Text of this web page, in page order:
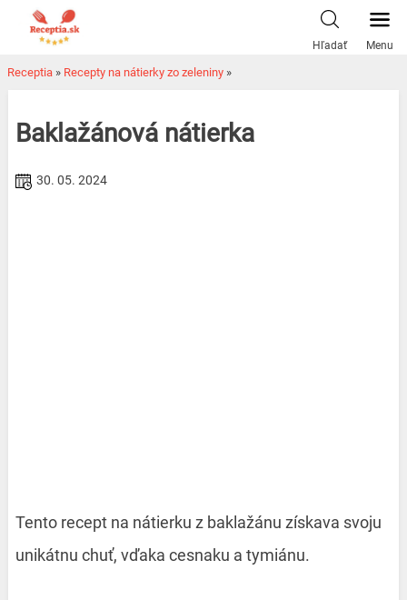
Hľadať Menu
Receptia » Recepty na nátierky zo zeleniny »
Baklažánová nátierka
30. 05. 2024
Tento recept na nátierku z baklažánu získava svoju
unikátnu chuť, vďaka cesnaku a tymiánu.